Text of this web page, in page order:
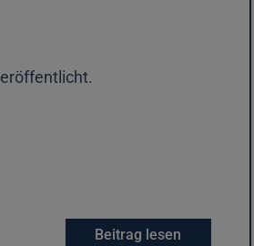
Beitrag lesen